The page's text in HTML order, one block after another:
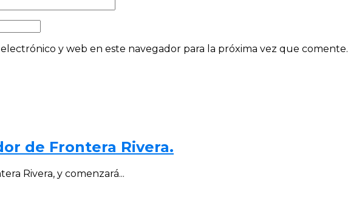
y web en este navegador para la próxima vez que comente.
de Frontera Rivera.
Rivera, y comenzará...